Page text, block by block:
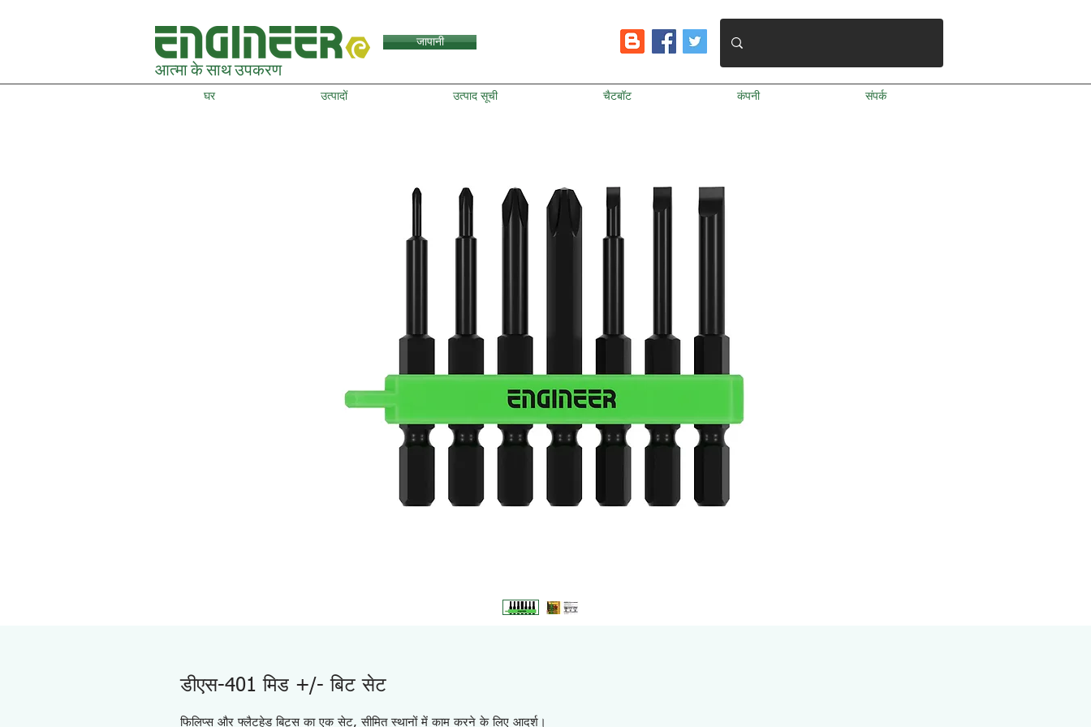
जापानी
आत्मा के साथ उपकरण
घर उत्पादों उत्पाद सूची चैटबॉट कंपनी संपर्क
डीएस-401 मिड +/- बिट सेट
फिलिप्स और फ्लैटहेड बिट्स का एक सेट, सीमित स्थानों में काम करने के लिए आदर्श।